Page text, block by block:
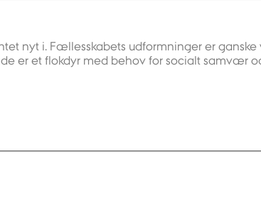
nyt i. Fællesskabets udformninger er
er et flokdyr med behov for socialt samvær